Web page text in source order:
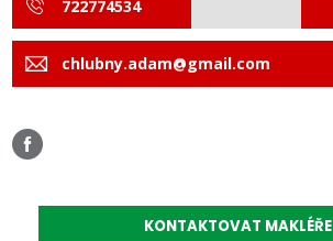
722774534
chlubny.adam@gmail.com
KONTAKTOVAT MAKLÉŘE